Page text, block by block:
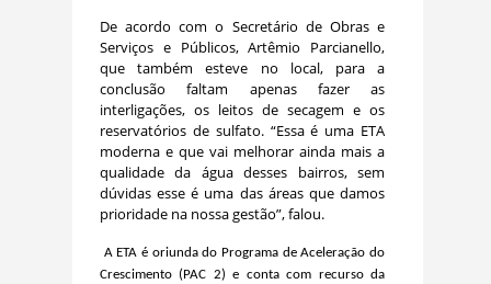
De acordo com o Secretário de Obras e
Serviços e Públicos, Artêmio Parcianello,
que também esteve no local, para a
conclusão faltam apenas fazer as
interligações, os leitos de secagem e os
reservatórios de sulfato. “Essa é uma ETA
moderna e que vai melhorar ainda mais a
qualidade da água desses bairros, sem
dúvidas esse é uma das áreas que damos
prioridade na nossa gestão”, falou.
A ETA é oriunda do Programa de Aceleração do
Crescimento (PAC 2) e conta com recurso da